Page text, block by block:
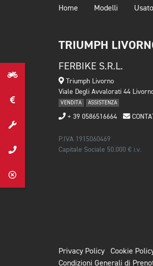
Home Modelli Usato
TRIUMPH
FERBIKE S.R.L.
Triumph Livorno
Viale Degli Avvalorati 44
VENDITA ASSISTENZA
+ 39 0586516664
P.IVA 1915060469
Capitale Sociale 50.000 € i.v.
Privacy Policy Cookie
Condizioni Generali di